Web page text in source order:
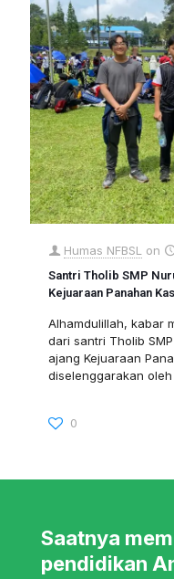
Humas NFBSL on
Santri Tholib SMP
Kejuaraan Panahan
Alhamdulillah, kabar
dari santri Tholib
ajang Kejuaraan
diselenggarakan
0
Saatnya
pendidikan